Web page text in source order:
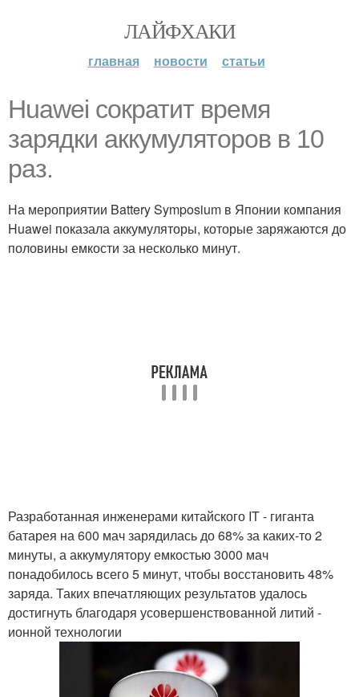
ЛАЙФХАКИ
главная новости статьи
Huawei сократит время
зарядки аккумуляторов в 10
раз.
На мероприятии Battery Symposium в Японии компания
Huawei показала аккумуляторы, которые заряжаются до
половины емкости за несколько минут.
Разработанная инженерами китайского IT - гиганта
батарея на 600 мач зарядилась до 68% за каких-то 2
минуты, а аккумулятору емкостью 3000 мач
понадобилось всего 5 минут, чтобы восстановить 48%
заряда. Таких впечатляющих результатов удалось
достигнуть благодаря усовершенствованной литий -
ионной технологии